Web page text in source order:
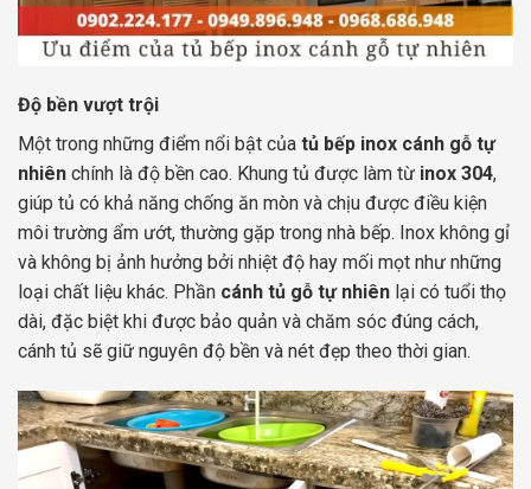
Độ bền vượt trội
Một trong những điểm nổi bật của tủ bếp inox cánh gỗ tự
nhiên chính là độ bền cao. Khung tủ được làm từ inox 304,
giúp tủ có khả năng chống ăn mòn và chịu được điều kiện
môi trường ẩm ướt, thường gặp trong nhà bếp. Inox không gỉ
và không bị ảnh hưởng bởi nhiệt độ hay mối mọt như những
loại chất liệu khác. Phần cánh tủ gỗ tự nhiên lại có tuổi thọ
dài, đặc biệt khi được bảo quản và chăm sóc đúng cách,
cánh tủ sẽ giữ nguyên độ bền và nét đẹp theo thời gian.